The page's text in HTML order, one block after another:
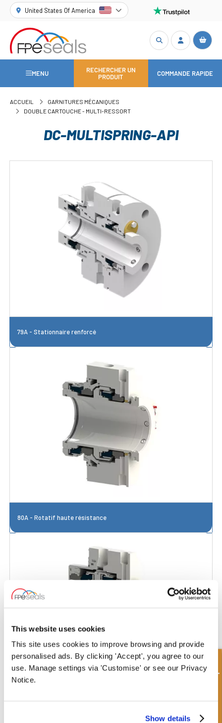
This website uses cookies
This site uses cookies to improve browsing and provide
personalised ads. By clicking 'Accept', you agree to our
use. Manage settings via 'Customise' or see our Privacy
Notice.
Show details
United States Of America
MENU
RECHERCHER UN
PRODUIT
COMMANDE RAPIDE
ACCUEIL
GARNITURES MÉCANIQUES
DOUBLE CARTOUCHE - MULTI-RESSORT
DC-MULTISPRING-API
79A - Stationnaire renforcé
80A - Rotatif haute résistance
90A - Rotatif haute résistance Demande rapide